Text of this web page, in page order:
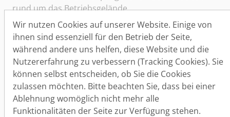
rund um das Betriebsgelände
- in den Wintermonaten: Winterdienstarbeiten
-Übernahme von anfallenden Boten- und
Transportarbeiten (Einkauf v. Material, Werkzeug
etc.) mit dem Kleintransporter (Führerscheinklasse B
ausreichend).
Einzugsgebiet/e der Bewerber/innen
Sie sollten idealerweise aus der Region
Wir nutzen Cookies auf unserer Website. Einige von
ihnen sind essenziell für den Betrieb der Seite,
während andere uns helfen, diese Website und die
Nutzererfahrung zu verbessern (Tracking Cookies). Sie
können selbst entscheiden, ob Sie die Cookies
zulassen möchten. Bitte beachten Sie, dass bei einer
Ablehnung womöglich nicht mehr alle
Funktionalitäten der Seite zur Verfügung stehen.